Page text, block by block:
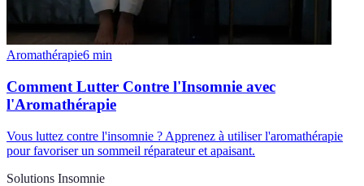
Aromathérapie6 min
Comment Lutter Contre l'Insomnie avec
l'Aromathérapie
Vous luttez contre l'insomnie ? Apprenez à utiliser l'aromathérapie
pour favoriser un sommeil réparateur et apaisant.
Solutions Insomnie